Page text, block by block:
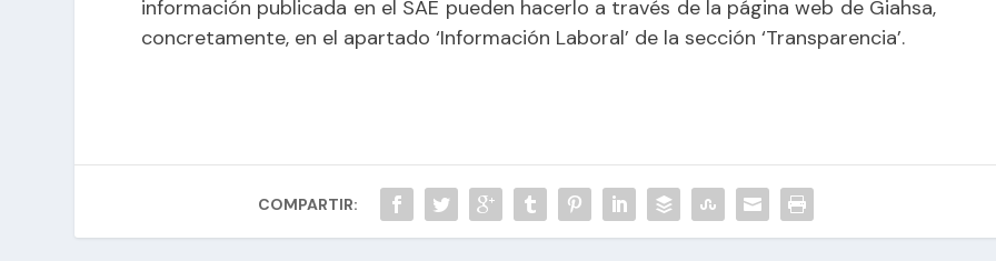
información publicada en el SAE pueden hacerlo a través de la página web de Giahsa,
concretamente, en el apartado ‘Información Laboral’ de la sección ‘Transparencia’.
COMPARTIR: